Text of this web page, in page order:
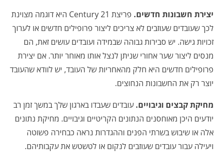
יצירת חשבונות חדשים.
פריצת Century 21 היא דוגמה מצוינת
לכך שעובדים שעוזבים לא צריכים ליצור פרופילים חדשים או לערוך
זכויות גישה. יש סבירות גבוהה שבמידה ועובדים עושים זאת, הם
מנסים ליצור שער אחורי שניתן לנצל אותו מאוחר יותר. אם יצירת
פרופילים חדשים היא חלק מהאחריות של העובד, יש לוודא שהעובד
יוצר רק את החשבונות הנחוצים.
מחיקת קבצים וגיבויים. עובדים שעבדו בארגון שלך במשך זמן רב
יודעים היכן מאוחסנים הנתונים הקריטיים וגיבויים. מחיקת נתונים
אלה או שיבוש בשרתי הפנים וההגדרות נראה כבחירה פשוטה
ויעילה עבור עובדים שעוזבים לנקום או לטשטש את עקבותיהם.